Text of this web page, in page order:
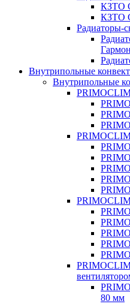
КЗТО
КЗТО
Радиаторы-
Внутрипольные
Внутрипольные
80 мм